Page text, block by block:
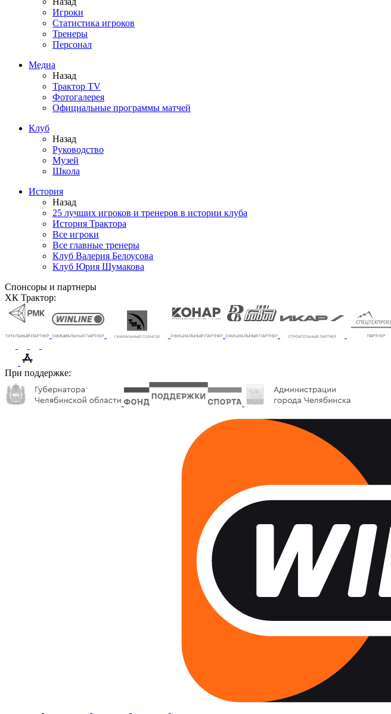
Игроки
Статистика игроков
Тренеры
Персонал
Медиа
Назад
Трактор TV
Фотогалерея
Официальные программы матчей
Клуб
Назад
Руководство
Музей
Школа
История
Назад
25 лучших игроков и тренеров в истории клуба
История Трактора
Все игроки
Все главные тренеры
Клуб Валерия Белоусова
Клуб Юрия Шумакова
Спонсоры и партнеры
ХК Трактор:
При поддержке: